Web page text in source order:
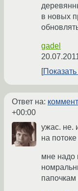
в новых
gadel
Показать
Ответ на:
+00:00
ужас. не.
на
мне надо
папочкам